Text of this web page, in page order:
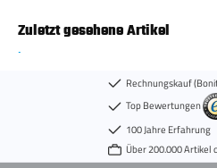
Zuletzt gesehene Artikel
Rechnungskauf
Top Bewertungen
100 Jahre Erfahrung
Über 200.000 Artikel